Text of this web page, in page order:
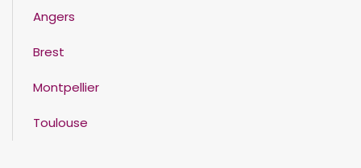
Angers
Brest
Montpellier
Toulouse